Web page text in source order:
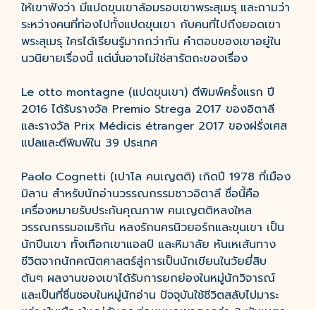
ให้เขาฟังว่า มีแปดขุนเขาล้อมรอบเขาพระสุเมรุ และถามว่า
ระหว่างคนที่ท่องไปทั้งแปดขุนเขา กับคนที่ไปถึงยอดเขา
พระสุเมรุ ใครได้เรียนรู้มากกว่ากัน คำตอบของเขาอยู่ใน
นวนิยายเรื่องนี้ แต่นั่นอาจไม่ใช่สารัตถะของเรื่อง
Le otto montagne (แปดขุนเขา) ตีพิมพ์ครั้งแรก ปี
2016 ได้รับรางวัล Premio Strega 2017 ของอิตาลี
และรางวัล Prix Médicis étranger 2017 ของฝรั่งเศส
แปลและตีพิมพ์ใน 39 ประเทศ
Paolo Cognetti (เปาโล คนเญตติ) เกิดปี 1978 ที่เมือง
มิลาน สำหรับนักอ่านวรรณกรรมชาวอิตาลี ชื่อนี้คือ
เครื่องหมายรับประกันคุณภาพ คนเญตติหลงใหล
วรรณกรรมอเมริกัน หลงรักนครนิวยอร์กและขุนเขา เป็น
นักปีนเขา ทั้งเทือกเขาแอลป์ และหิมาลัย หันเหเส้นทาง
ชีวิตจากนักคณิตศาสตร์สู่การเป็นนักเขียนในวัยยี่สิบ
ต้นๆ ผลงานของเขาได้รับการยกย่องในหมู่นักวิจารณ์
และเป็นที่ชื่นชอบในหมู่นักอ่าน ปัจจุบันใช้ชีวิตสลับไปมาระ